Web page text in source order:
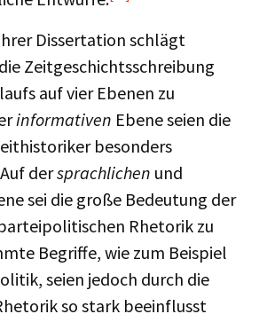
Dissertation schlägt
Zeitgeschichtsschreibung
auf vier Ebenen zu
informativen Ebene seien die
besonders
dersprachlichen und
sei die große Bedeutung der
Rhetorik zu
Begriffe, wie zum Beispiel
seien jedoch durch die
so stark beeinflusst